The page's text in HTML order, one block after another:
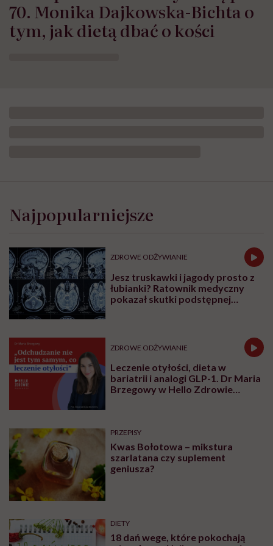
70. Monika Dajkowska-Bichta o
tym, jak dietą dbać o kości
Najpopularniejsze
ZDROWE ODŻYWIANIE
Jesz truskawki i jagody prosto z
łubianki? Ratownik medyczny
pokazał skutki podstępnej
ZDROWE ODŻYWIANIE
Leczenie otyłości, dieta w
bariatrii i analogi GLP-1. Dr Maria
Brzegowy w Hello Zdrowie
PRZEPISY
Kwas Bołotowa – mikstura
szarlatana czy suplement
geniusza?
DIETY
18 dań wege, które pokochają